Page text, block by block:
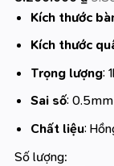
Kích thước
Kích thước
Trọng lượng:
Sai số:
Chất liệu:
Số lượng: